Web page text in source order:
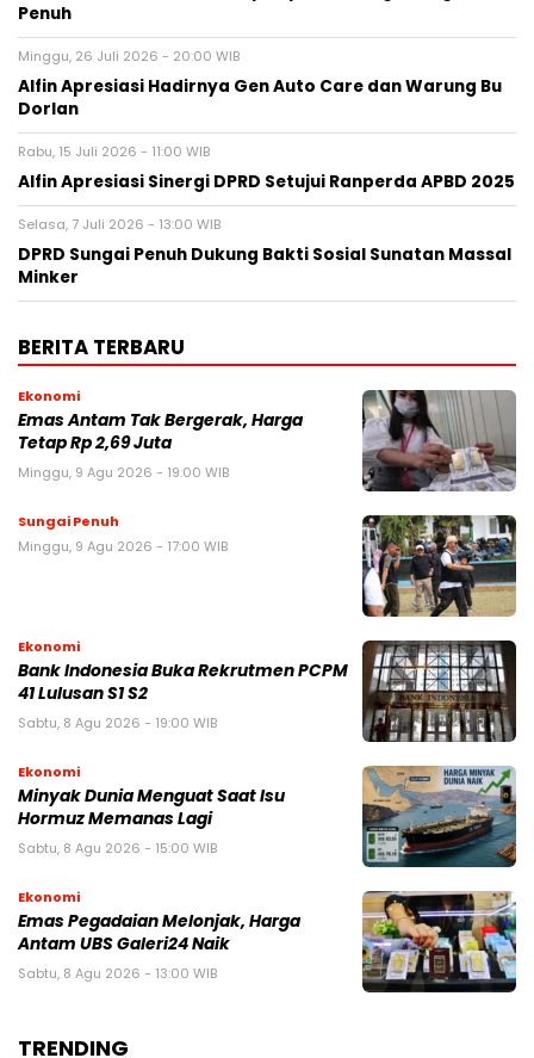
Penuh
Minggu, 26 Juli 2026 - 20:00 WIB
Alfin Apresiasi Hadirnya Gen Auto Care dan Warung Bu
Dorlan
Rabu, 15 Juli 2026 - 11:00 WIB
Alfin Apresiasi Sinergi DPRD Setujui Ranperda APBD 2025
Selasa, 7 Juli 2026 - 13:00 WIB
DPRD Sungai Penuh Dukung Bakti Sosial Sunatan Massal
Minker
BERITA TERBARU
Ekonomi
Emas Antam Tak Bergerak, Harga
Tetap Rp 2,69 Juta
Minggu, 9 Agu 2026 - 19:00 WIB
Sungai Penuh
Minggu, 9 Agu 2026 - 17:00 WIB
Ekonomi
Bank Indonesia Buka Rekrutmen PCPM
41 Lulusan S1 S2
Sabtu, 8 Agu 2026 - 19:00 WIB
Ekonomi
Minyak Dunia Menguat Saat Isu
Hormuz Memanas Lagi
Sabtu, 8 Agu 2026 - 15:00 WIB
Ekonomi
Emas Pegadaian Melonjak, Harga
Antam UBS Galeri24 Naik
Sabtu, 8 Agu 2026 - 13:00 WIB
TRENDING